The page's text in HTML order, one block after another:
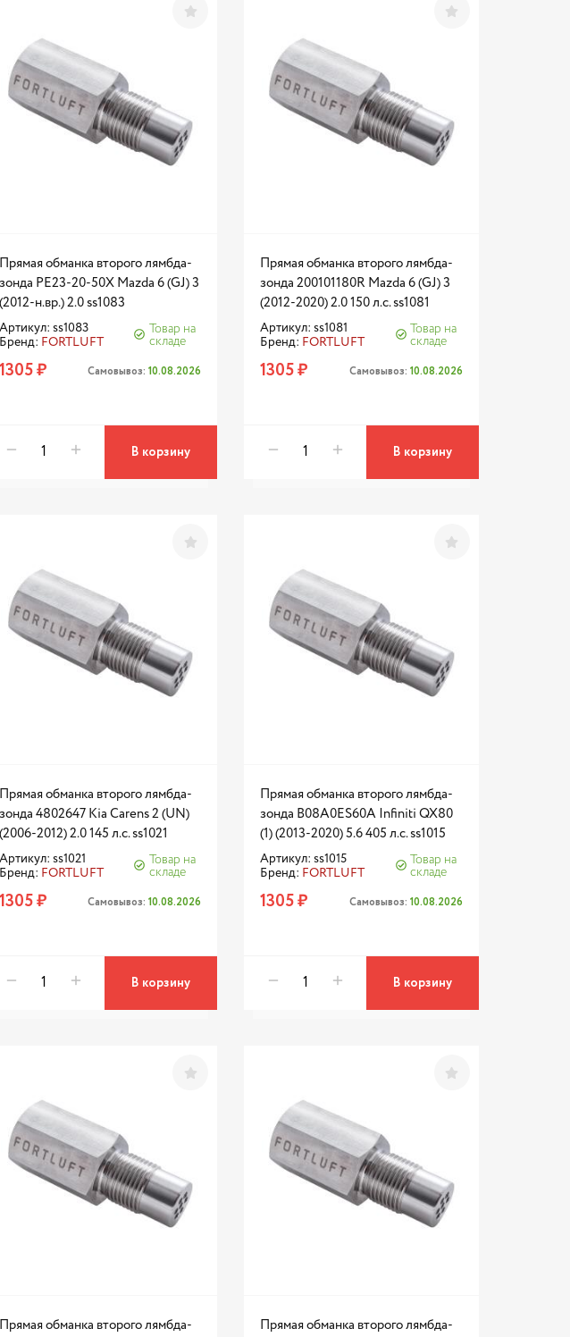
Прямая обманка второго лямбда-
зонда PE23-20-50X Mazda 6 (GJ) 3
(2012-н.вр.) 2.0 ss1083
Артикул: ss1083
Бренд: FORTLUFT
Товар на
складе
1305 ₽ Самовывоз:10.08.2026
В корзину
Прямая обманка второго лямбда-
зонда 200101180R Mazda 6 (GJ) 3
(2012-2020) 2.0 150 л.с. ss1081
Артикул: ss1081
Бренд: FORTLUFT
Товар на
складе
1305 ₽ Самовывоз: 10.08.2026
В корзину
Прямая обманка второго лямбда-
зонда 4802647 Kia Carens 2 (UN)
(2006-2012) 2.0 145 л.с. ss1021
Артикул: ss1021
Бренд: FORTLUFT
Товар на
складе
1305 ₽ Самовывоз:10.08.2026
В корзину
Прямая обманка второго лямбда-
зонда B08A0ES60A Infiniti QX80
(1) (2013-2020) 5.6 405 л.с. ss1015
Артикул: ss1015
Бренд: FORTLUFT
Товар на
складе
1305 ₽ Самовывоз: 10.08.2026
В корзину
Прямая обманка второго лямбда-
Прямая обманка второго лямбда-